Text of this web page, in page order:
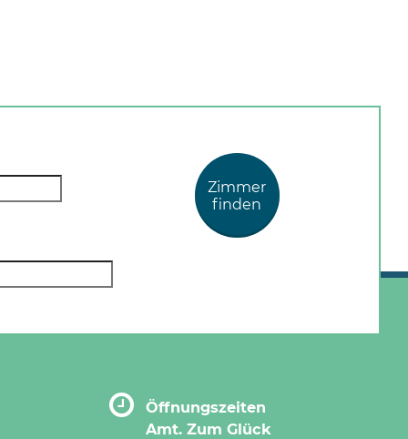
Zimmer
finden
Öffnungszeiten
Amt. Zum Glück